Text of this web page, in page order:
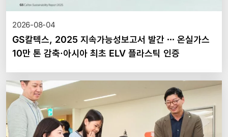
2026-08-04
GS칼텍스, 2025 지속가능성보고서 발간 ∙∙∙ 온실가스
10만 톤 감축·아시아 최초 ELV 플라스틱 인증